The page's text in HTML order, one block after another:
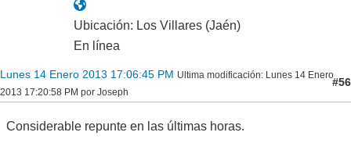
Ubicación: Los Villares (Jaén)
En línea
Lunes 14 Enero 2013 17:06:45 PM Ultima modificación: Lunes 14 Enero
2013 17:20:58 PM por Joseph
#56
Considerable repunte en las últimas horas.